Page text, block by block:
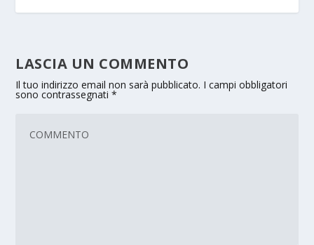
LASCIA UN COMMENTO
Il tuo indirizzo email non sarà pubblicato. I campi obbligatori
sono contrassegnati*